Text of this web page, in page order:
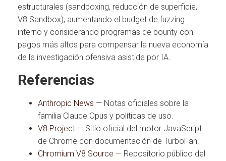
estructurales (sandboxing, reducción de superficie,
V8 Sandbox), aumentando el budget de fuzzing
interno y considerando programas de bounty con
pagos más altos para compensar la nueva economía
de la investigación ofensiva asistida por IA.
Referencias
Anthropic News — Notas oficiales sobre la
familia Claude Opus y políticas de uso.
V8 Project — Sitio oficial del motor JavaScript
de Chrome con documentación de TurboFan.
Chromium V8 Source — Repositorio público del